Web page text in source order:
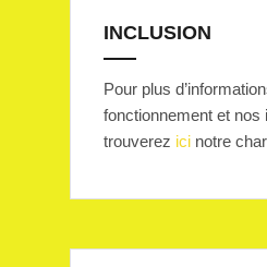
INCLUSION
Pour plus
fonctionnement et nos
trouverez ici notre